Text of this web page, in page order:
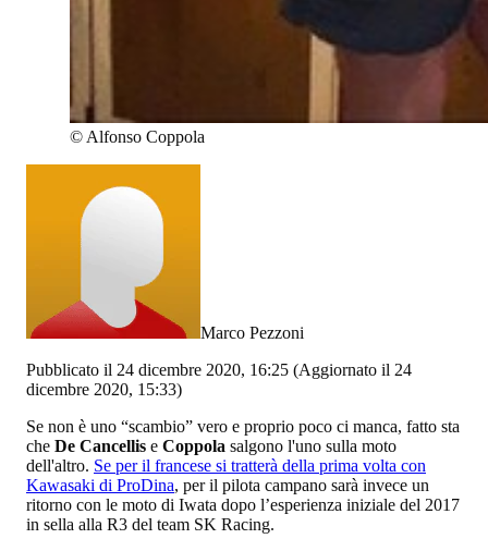
© Alfonso Coppola
Marco Pezzoni
Pubblicato il 24 dicembre 2020, 16:25 (Aggiornato il 24
dicembre 2020, 15:33)
Se non è uno “scambio” vero e proprio poco ci manca, fatto sta
che De Cancellis e Coppola salgono l'uno sulla moto
dell'altro. Se per il francese si tratterà della prima volta con
Kawasaki di ProDina, per il pilota campano sarà invece un
ritorno con le moto di Iwata dopo l’esperienza iniziale del 2017
in sella alla R3 del team SK Racing.